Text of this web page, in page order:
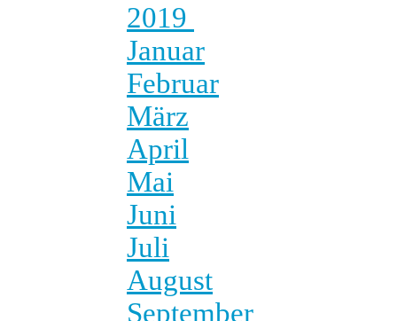
2019
Januar
Februar
März
April
Mai
Juni
Juli
August
September